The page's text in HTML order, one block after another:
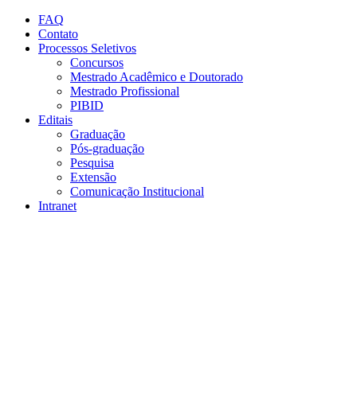
Conteúdo principal
FAQ
Contato
Processos Seletivos
Concursos
Mestrado Acadêmico e Doutorado
Mestrado Profissional
PIBID
Editais
Graduação
Pós-graduação
Pesquisa
Extensão
Comunicação Institucional
Intranet